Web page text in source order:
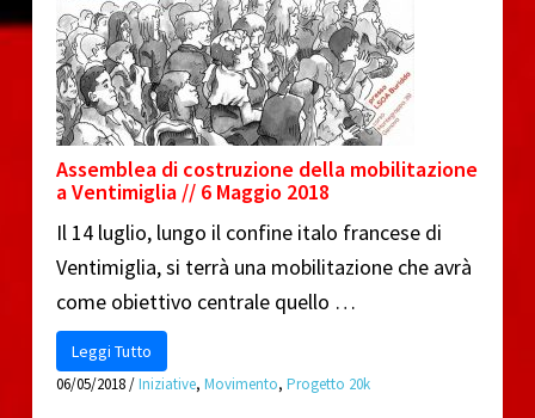
Assemblea di costruzione della mobilitazione
a Ventimiglia // 6 Maggio 2018
Il 14 luglio, lungo il confine italo francese di
Ventimiglia, si terrà una mobilitazione che avrà
come obiettivo centrale quello …
Leggi Tutto
06/05/2018/Iniziative, Movimento, Progetto 20k